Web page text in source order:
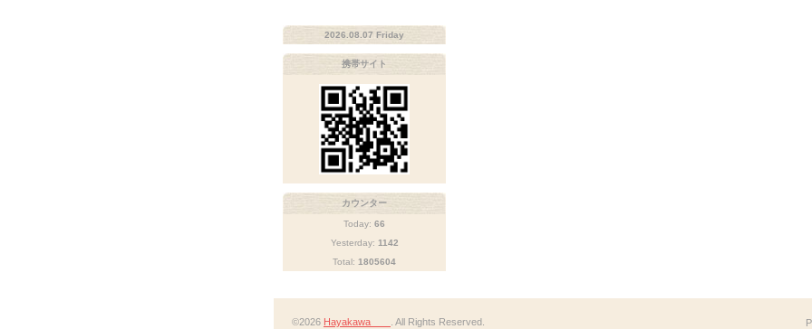
2026.08.07 Friday
携帯サイト
カウンター
Today: 66
Yesterday: 1142
Total: 1805604
©2026 Hayakawa . All Rights Reserved.